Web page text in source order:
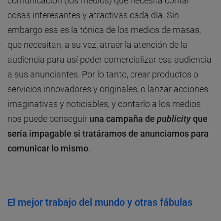
cosas interesantes y atractivas cada día. Sin
embargo esa es la tónica de los medios de masas,
que necesitan, a su vez, atraer la atención de la
audiencia para así poder comercializar esa audiencia
a sus anunciantes. Por lo tanto, crear productos o
servicios innovadores y originales, o lanzar acciones
imaginativas y noticiables, y contarlo a los medios
nos puede conseguir una campaña de publicityque
sería impagable si tratáramos de anunciarnos para
comunicar lo mismo
El mejor trabajo del mundo y otras fábulas